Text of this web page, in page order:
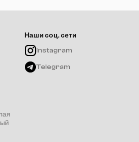
Наши соц. сети
Instagram
Telegram